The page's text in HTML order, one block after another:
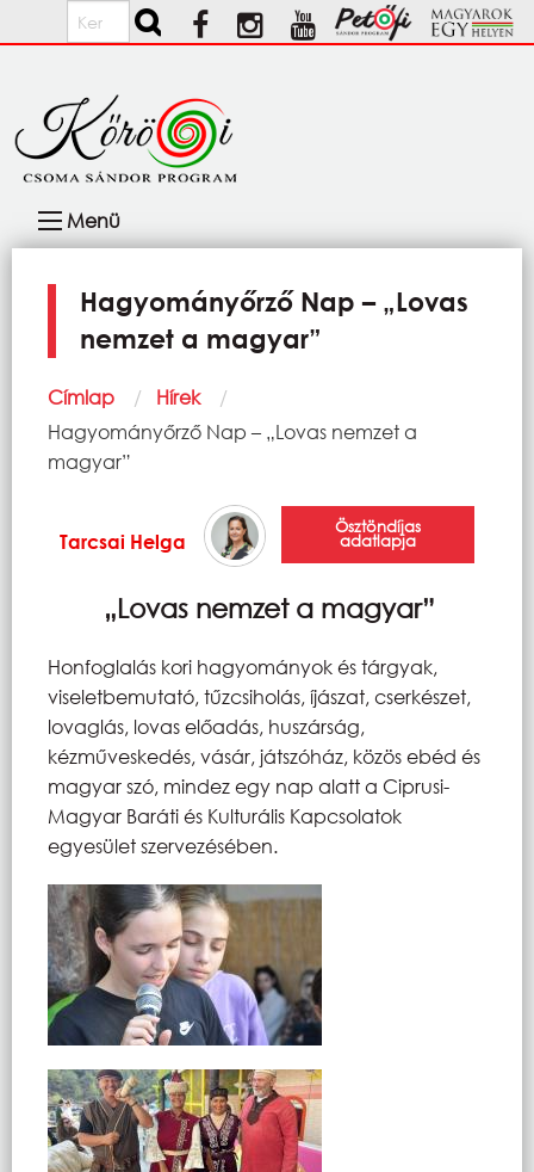
Ugrás a tartalomra
Keresés
navigáció
Menü
Hagyományőrző Nap – „Lovas
nemzet a magyar”
Morzsa
Címlap
Hírek
Current:
Hagyományőrző Nap – „Lovas nemzet a
magyar”
Tarcsai Helga
Ösztöndíjas
adatlapja
„Lovas nemzet a magyar”
Honfoglalás kori hagyományok és tárgyak,
viseletbemutató, tűzcsiholás, íjászat, cserkészet,
lovaglás, lovas előadás, huszárság,
kézműveskedés, vásár, játszóház, közös ebéd és
magyar szó, mindez egy nap alatt a Ciprusi-
Magyar Baráti és Kulturális Kapcsolatok
egyesület szervezésében.